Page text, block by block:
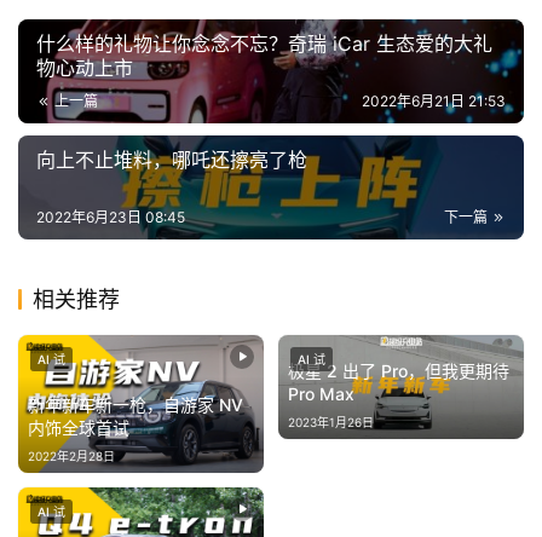
I
冒
险
家
新
资
于
我
们
什么样的礼物让你念念不忘？奇瑞 iCar 生态爱的大礼
物心动上市
上一篇 2022年6月21日 21:53
向上不止堆料，哪吒还擦亮了枪
下一篇
2022年6月23日 08:45
相关推荐
新年新车新一枪，自游家 NV
内饰全球首试
2022年2月28日
AI 试
极星 2 出了 Pro，但我更期待
Pro Max
2023年1月26日
AI 试
AI 试